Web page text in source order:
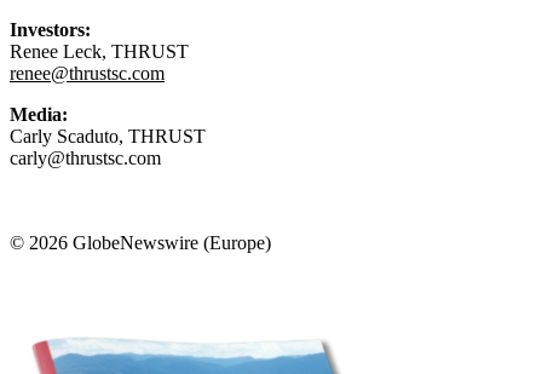
Investors:
Renee Leck, THRUST
renee@thrustsc.com
Media:
Carly Scaduto, THRUST
carly@thrustsc.com
© 2026 GlobeNewswire (Europe)